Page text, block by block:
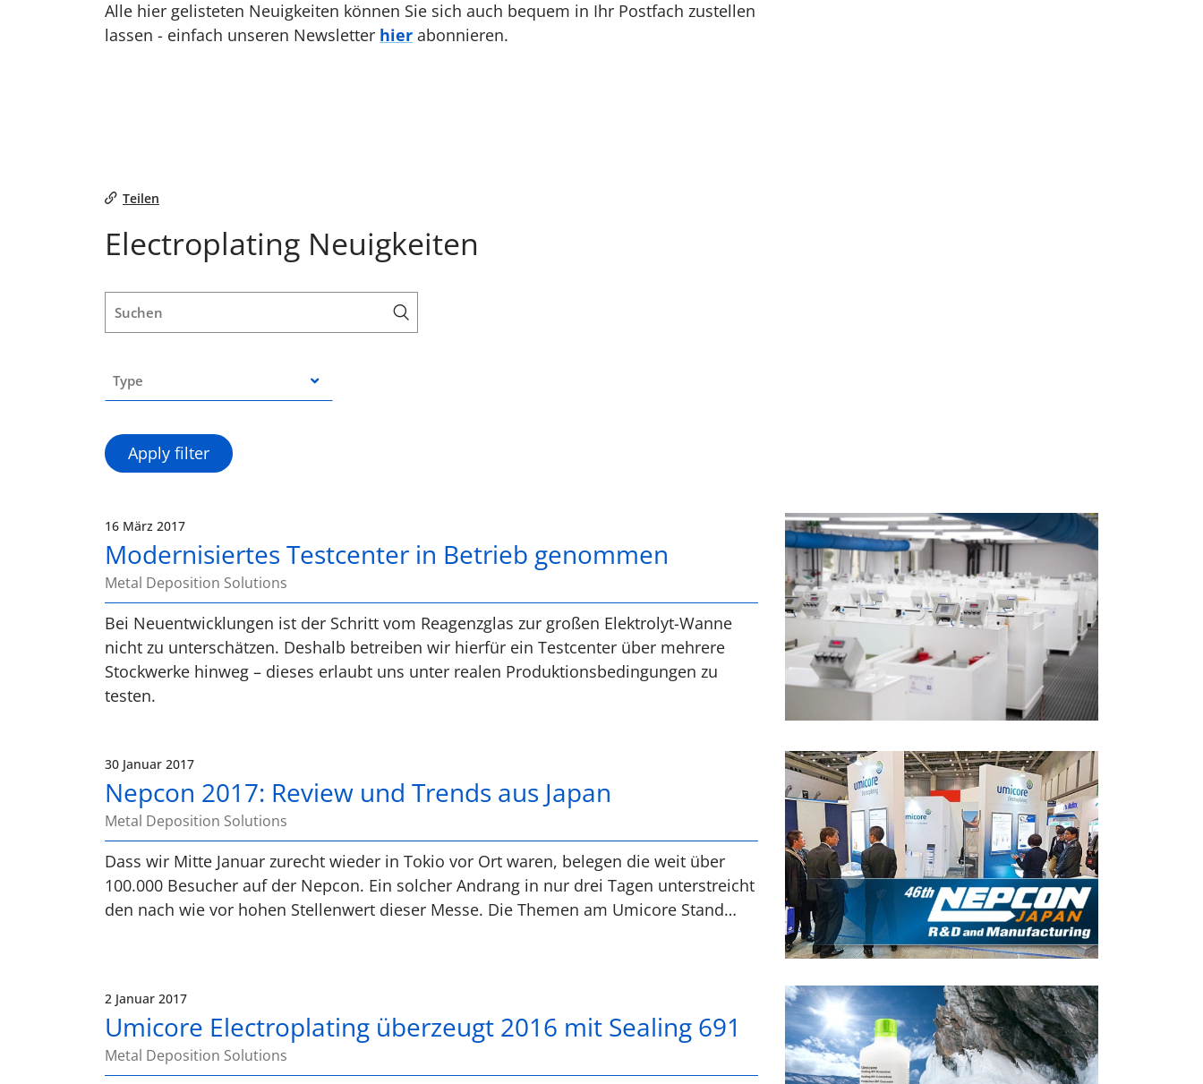
Alle hier gelisteten Neuigkeiten können Sie sich auch bequem in Ihr Postfach zustellen
lassen - einfach unseren Newsletter hier abonnieren.
Teilen
Electroplating Neuigkeiten
16 März 2017
Modernisiertes Testcenter in Betrieb genommen
Metal Deposition Solutions
Bei Neuentwicklungen ist der Schritt vom Reagenzglas zur großen Elektrolyt-Wanne
nicht zu unterschätzen. Deshalb betreiben wir hierfür ein Testcenter über mehrere
Stockwerke hinweg – dieses erlaubt uns unter realen Produktionsbedingungen zu
testen.
30 Januar 2017
Nepcon 2017: Review und Trends aus Japan
Metal Deposition Solutions
Dass wir Mitte Januar zurecht wieder in Tokio vor Ort waren, belegen die weit über
100.000 Besucher auf der Nepcon. Ein solcher Andrang in nur drei Tagen unterstreicht
den nach wie vor hohen Stellenwert dieser Messe. Die Themen am Umicore Stand…
2 Januar 2017
Umicore Electroplating überzeugt 2016 mit Sealing 691
Metal Deposition Solutions